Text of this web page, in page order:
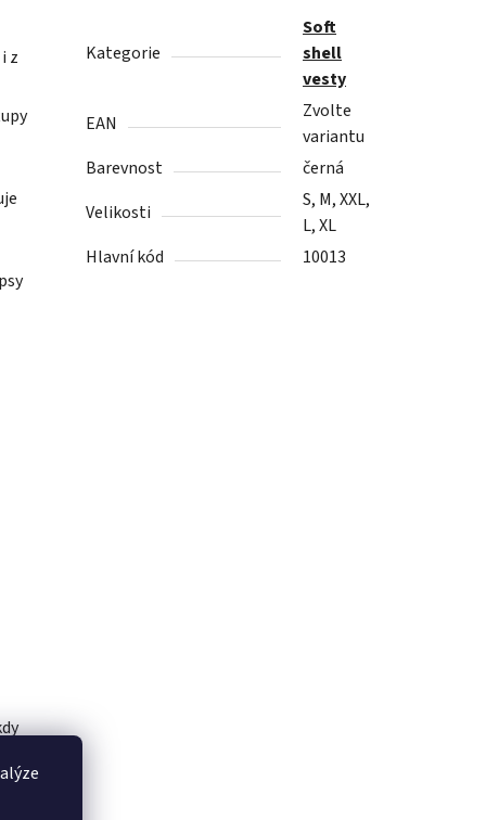
z
Kategorie
Soft
shell
vesty
EAN
Zvolte
variantu
Barevnost
černá
Velikosti
S, M, XXL,
L, XL
Hlavní kód
10013